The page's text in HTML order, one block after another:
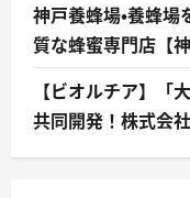
神戸養蜂場・養蜂
質な蜂蜜専門店【
【ビオルチア】「
共同開発！株式会